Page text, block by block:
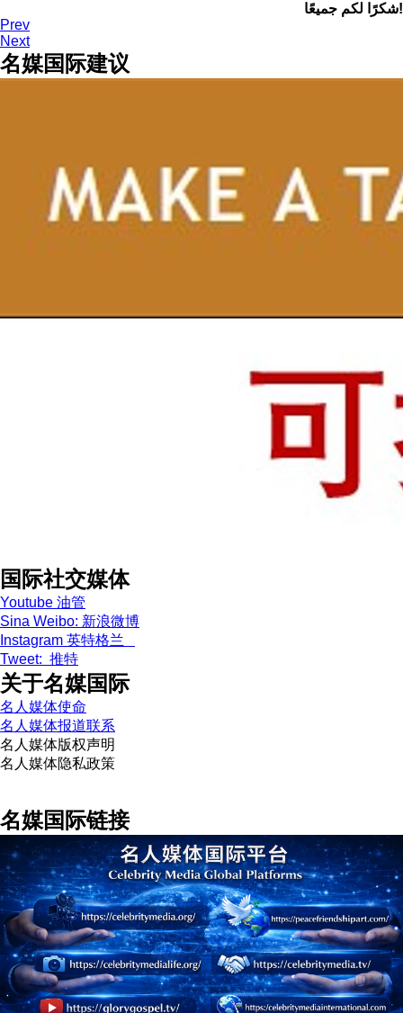
شكرًا لكم جميعًا!
Prev
Next
名媒国际建议
国际社交媒体
Youtube 油管
Sina Weibo: 新浪微博
Instagram 英特格兰
Tweet: 推特
关于名媒国际
名人媒体使命
名人媒体报道联系
名人媒体版权声明
名人媒体隐私政策
名媒国际链接